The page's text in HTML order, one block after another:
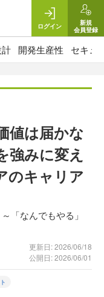
ログイン
新規
会員登録
開発生産性 セキュ
値は届かな
強みに変え
のキャリア
「なんでもやる」
更新日: 2026/06/18
公開日: 2026/06/01